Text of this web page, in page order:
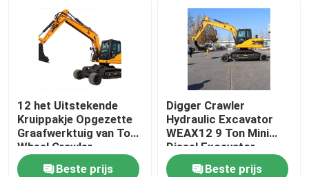
Telescopische Wiellader
12 het Uitstekende
Kruippakje Opgezette
Graafwerktuig van Ton
Wheel Crawler
Excavator Flexible
Beste prijs
Digger Crawler
Hydraulic Excavator
WEAX12 9 Ton Mini
Diesel Excavator
Beste prijs